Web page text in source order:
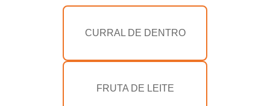
CURRAL DE DENTRO
FRUTA DE LEITE